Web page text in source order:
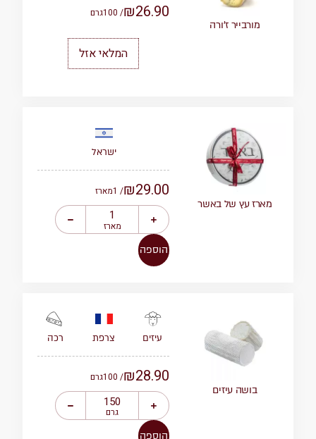
מורבייר ז’ורה
₪26.90
/ 100 גרם
המלאי אזל
מארז עץ של באשר
ישראל
₪29.00
/ 1 מארז
מארז
הוספה
בושה עיזים
עיזים צרפת רכה
₪28.90
/ 100 גרם
גרם
הוספה